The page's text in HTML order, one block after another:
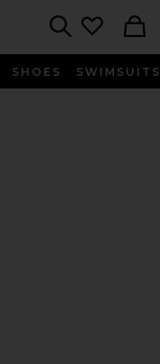
SHOES SWIMSUITS